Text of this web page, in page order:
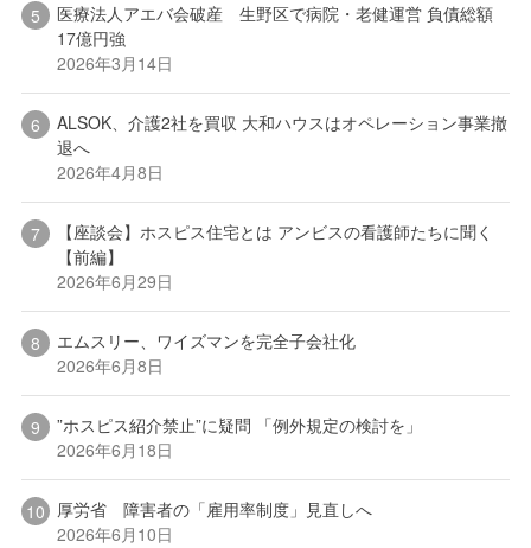
医療法人アエバ会破産 生野区で病院・老健運営 負債総額
17億円強
2026年3月14日
ALSOK、介護2社を買収 大和ハウスはオペレーション事業撤
退へ
2026年4月8日
【座談会】ホスピス住宅とは アンビスの看護師たちに聞く
【前編】
2026年6月29日
エムスリー、ワイズマンを完全子会社化
2026年6月8日
”ホスピス紹介禁止”に疑問 「例外規定の検討を」
2026年6月18日
厚労省 障害者の「雇用率制度」見直しへ
2026年6月10日